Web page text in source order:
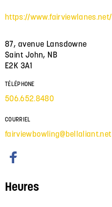
https://www.fairviewlanes.net/
87, avenue Lansdowne
Saint John, NB
E2K 3A1
TÉLÉPHONE
506.652.8480
COURRIEL
fairviewbowling@bellaliant.net
Heures